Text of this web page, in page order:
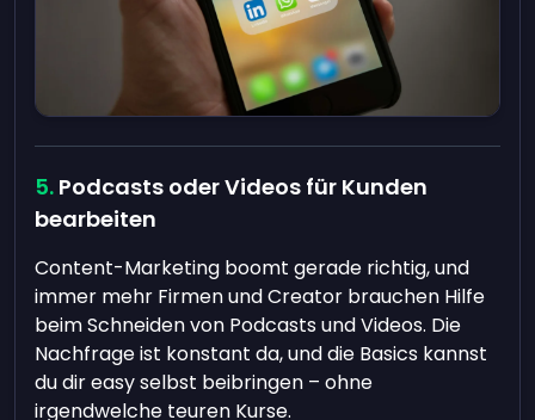
Podcasts oder Videos für Kunden
bearbeiten
Content-Marketing boomt gerade richtig, und
immer mehr Firmen und Creator brauchen Hilfe
beim Schneiden von Podcasts und Videos. Die
Nachfrage ist konstant da, und die Basics kannst
du dir easy selbst beibringen – ohne
irgendwelche teuren Kurse.